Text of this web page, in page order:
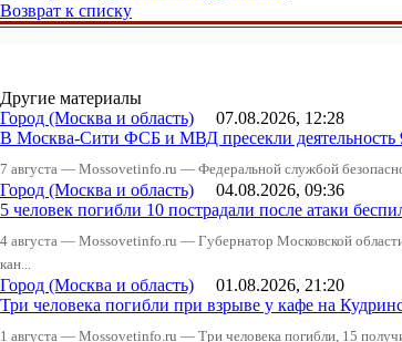
Возврат к списку
Другие материалы
Город (Москва и область) 07.08.2026, 12:28
В Москва-Сити ФСБ и МВД пресекли деятельность
7 августа — Mossovetinfo.ru — Федеральной службой
Город (Москва и область) 04.08.2026, 09:36
5 человек погибли 10 пострадали после атаки
4 августа — Mossovetinfo.ru — Губернатор Московской
кан...
Город (Москва и область) 01.08.2026, 21:20
Три человека погибли при взрыве у кафе на
1 августа — Mossovetinfo.ru — Три человека погибли, 15